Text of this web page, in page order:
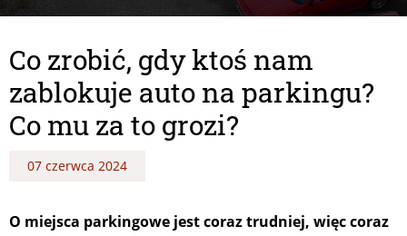
Co zrobić, gdy ktoś nam
zablokuje auto na parkingu?
Co mu za to grozi?
07 czerwca 2024
O miejsca parkingowe jest coraz trudniej, więc coraz